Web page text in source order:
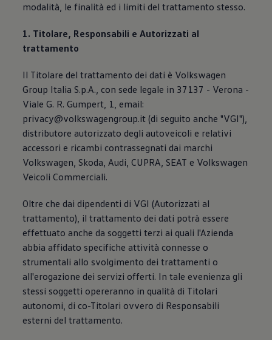
modalità, le finalità ed i limiti del trattamento stesso.
1. Titolare, Responsabili e Autorizzati al
trattamento
Il Titolare del trattamento dei dati è Volkswagen
Group Italia S.p.A., con sede legale in 37137 - Verona -
Viale G. R. Gumpert, 1, email:
privacy@volkswagengroup.it (di seguito anche "VGI"),
distributore autorizzato degli autoveicoli e relativi
accessori e ricambi contrassegnati dai marchi
Volkswagen, Skoda, Audi, CUPRA, SEAT e Volkswagen
Veicoli Commerciali.
Oltre che dai dipendenti di VGI (Autorizzati al
trattamento), il trattamento dei dati potrà essere
effettuato anche da soggetti terzi ai quali l'Azienda
abbia affidato specifiche attività connesse o
strumentali allo svolgimento dei trattamenti o
all'erogazione dei servizi offerti. In tale evenienza gli
stessi soggetti opereranno in qualità di Titolari
autonomi, di co-Titolari ovvero di Responsabili
esterni del trattamento.